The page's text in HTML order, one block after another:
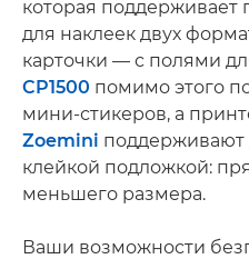
которая поддерживает
для наклеек двух
карточки — с полями
CP1500 помимо этого
мини-стикеров, а
Zoemini поддерживают
клейкой подложкой:
меньшего размера.
Ваши возможности